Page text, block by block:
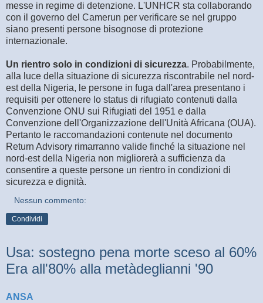
messe in regime di detenzione. L'UNHCR sta collaborando
con il governo del Camerun per verificare se nel gruppo
siano presenti persone bisognose di protezione
internazionale.
Un rientro solo in condizioni di sicurezza. Probabilmente,
alla luce della situazione di sicurezza riscontrabile nel nord-
est della Nigeria, le persone in fuga dall'area presentano i
requisiti per ottenere lo status di rifugiato contenuti dalla
Convenzione ONU sui Rifugiati del 1951 e dalla
Convenzione dell'Organizzazione dell'Unità Africana (OUA).
Pertanto le raccomandazioni contenute nel documento
Return Advisory rimarranno valide finché la situazione nel
nord-est della Nigeria non migliorerà a sufficienza da
consentire a queste persone un rientro in condizioni di
sicurezza e dignità.
Nessun commento:
Condividi
Usa: sostegno pena morte sceso al 60%
Era all'80% alla metàdeglianni '90
ANSA